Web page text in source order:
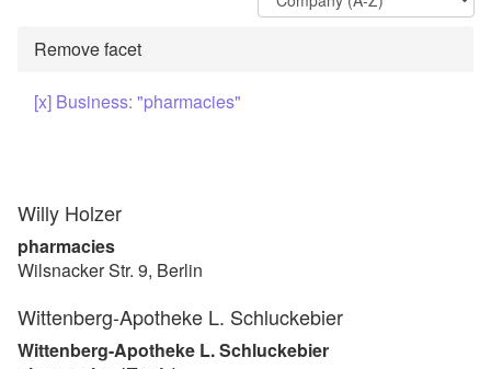
Remove facet
[x] Business: "pharmacies"
Willy Holzer
pharmacies
Wilsnacker Str. 9, Berlin
Wittenberg-Apotheke L. Schluckebier
Wittenberg-Apotheke L. Schluckebier